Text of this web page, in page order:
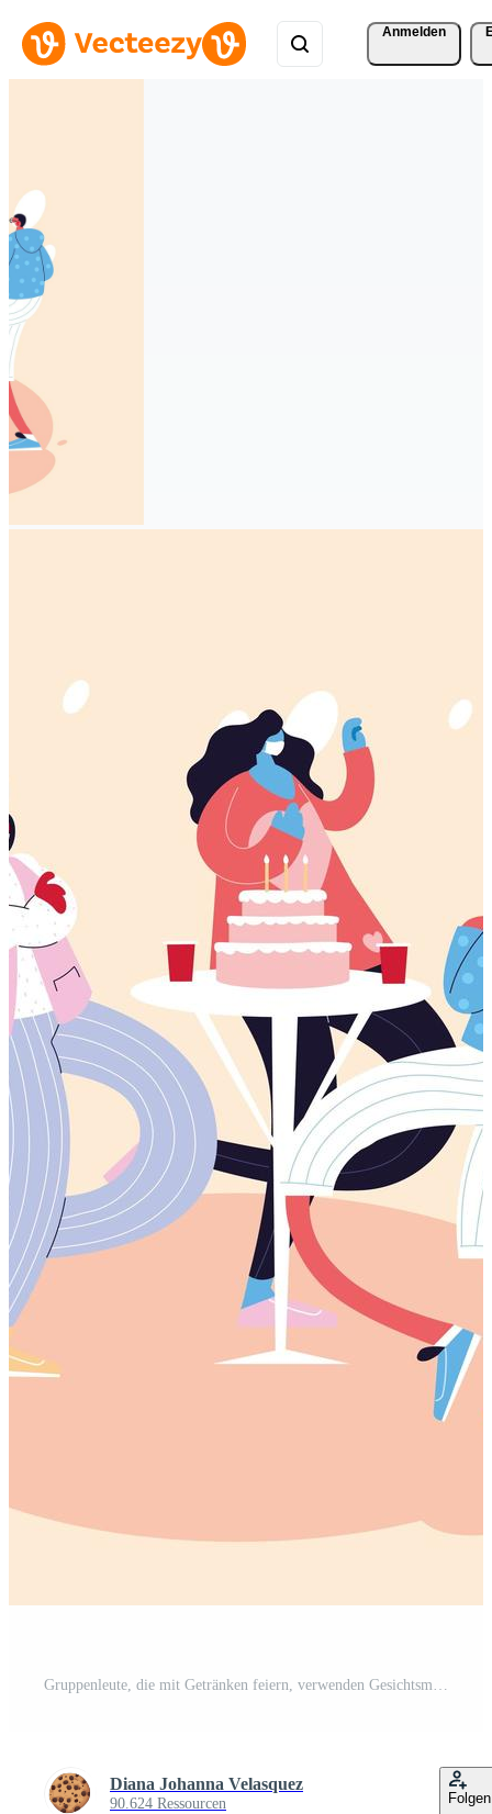
Anmelden
Gruppenleute, die mit Getränken feiern, verwenden Gesichtsmasken Kostenloser Vektor
Diana Johanna Velasquez
90.624 Ressourcen Folgen